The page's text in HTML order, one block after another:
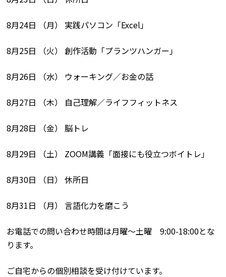
8月24日 （月） 実践パソコン「Excel」
8月25日 （火） 創作活動「プランツハンガー」
8月26日 （水） ウォーキング／お金の話
8月27日 （木） 自己理解／ライフフィットネス
8月28日 （金） 脳トレ
8月29日 （土） ZOOM講義「面接にも役立つボイトレ」
8月30日 （日） 休所日
8月31日 （月） 言語化力を磨こう
お電話での問い合わせ時間は月曜〜土曜 9:00-18:00とな
ります。
ご自宅からの個別相談を受け付けています。